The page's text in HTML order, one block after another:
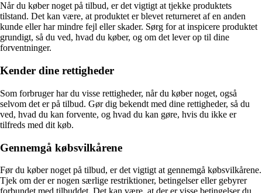
Når du køber noget på tilbud, er det vigtigt at tjekke produktets
tilstand. Det kan være, at produktet er blevet returneret af en anden
kunde eller har mindre fejl eller skader. Sørg for at inspicere produktet
grundigt, så du ved, hvad du køber, og om det lever op til dine
forventninger.
Kender dine rettigheder
Som forbruger har du visse rettigheder, når du køber noget, også
selvom det er på tilbud. Gør dig bekendt med dine rettigheder, så du
ved, hvad du kan forvente, og hvad du kan gøre, hvis du ikke er
tilfreds med dit køb.
Gennemgå købsvilkårene
Før du køber noget på tilbud, er det vigtigt at gennemgå købsvilkårene.
Tjek om der er nogen særlige restriktioner, betingelser eller gebyrer